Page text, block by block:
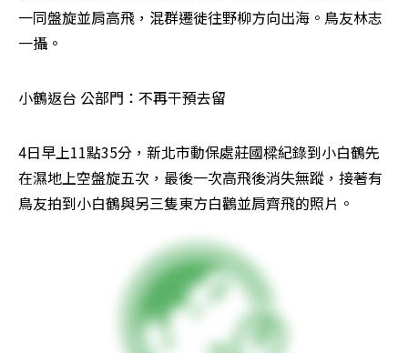
一同盤旋並肩高飛，混群遷徙往野柳方向出海。鳥友林志
一攝。
小鶴返台 公部門：不再干預去留
4日早上11點35分，新北市動保處莊國樑紀錄到小白鶴先
在濕地上空盤旋五次，最後一次高飛後消失無蹤，接著有
鳥友拍到小白鶴與另三隻東方白鸛並肩齊飛的照片。